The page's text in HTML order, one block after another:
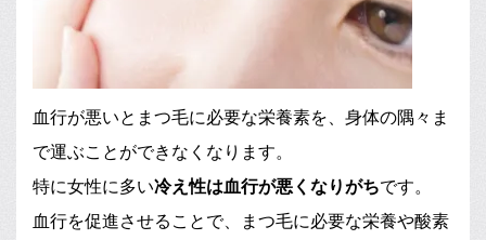
血行が悪いとまつ毛に必要な栄養素を、身体の隅々ま
で運ぶことができなくなります。
特に女性に多い冷え性は血行が悪くなりがちです。
血行を促進させることで、まつ毛に必要な栄養や酸素